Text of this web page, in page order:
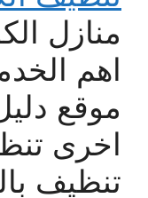
منازل
اهم
موقع
اخرى
تنظيف